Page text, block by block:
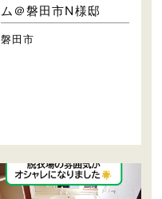
ム＠磐田市N様邸
磐田市